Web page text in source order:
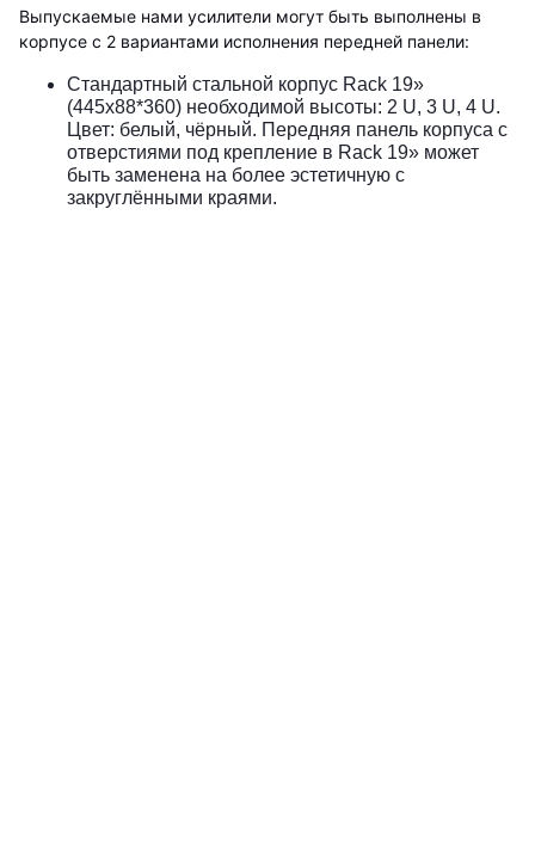
Выпускаемые нами усилители могут быть выполнены в
корпусе с 2 вариантами исполнения передней панели:
Стандартный стальной корпус Rack 19»
(445х88*360) необходимой высоты: 2 U, 3 U, 4 U.
Цвет: белый, чёрный. Передняя панель корпуса с
отверстиями под крепление в Rack 19» может
быть заменена на более эстетичную с
закруглёнными краями.